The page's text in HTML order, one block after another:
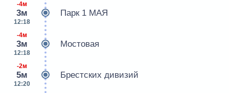
-4м
3м
12:18
Парк 1 МАЯ
-4м
3м
12:18
Мостовая
-2м
5м
12:20
Брестских дивизий